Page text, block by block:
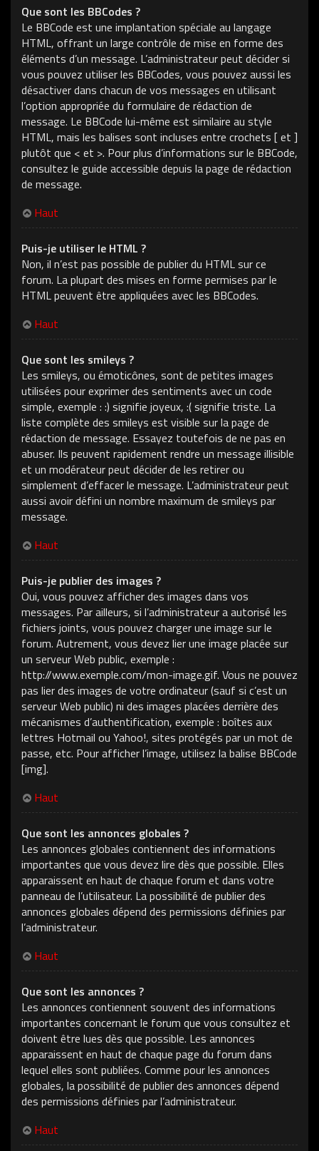
Que sont les BBCodes ?
Le BBCode est une implantation spéciale au langage
HTML, offrant un large contrôle de mise en forme des
éléments d’un message. L’administrateur peut décider si
vous pouvez utiliser les BBCodes, vous pouvez aussi les
désactiver dans chacun de vos messages en utilisant
l’option appropriée du formulaire de rédaction de
message. Le BBCode lui-même est similaire au style
HTML, mais les balises sont incluses entre crochets [ et ]
plutôt que < et >. Pour plus d’informations sur le BBCode,
consultez le guide accessible depuis la page de rédaction
de message.
Haut
Puis-je utiliser le HTML ?
Non, il n’est pas possible de publier du HTML sur ce
forum. La plupart des mises en forme permises par le
HTML peuvent être appliquées avec les BBCodes.
Haut
Que sont les smileys ?
Les smileys, ou émoticônes, sont de petites images
utilisées pour exprimer des sentiments avec un code
simple, exemple : :) signifie joyeux, :( signifie triste. La
liste complète des smileys est visible sur la page de
rédaction de message. Essayez toutefois de ne pas en
abuser. Ils peuvent rapidement rendre un message illisible
et un modérateur peut décider de les retirer ou
simplement d’effacer le message. L’administrateur peut
aussi avoir défini un nombre maximum de smileys par
message.
Haut
Puis-je publier des images ?
Oui, vous pouvez afficher des images dans vos
messages. Par ailleurs, si l’administrateur a autorisé les
fichiers joints, vous pouvez charger une image sur le
forum. Autrement, vous devez lier une image placée sur
un serveur Web public, exemple :
http://www.exemple.com/mon-image.gif. Vous ne pouvez
pas lier des images de votre ordinateur (sauf si c’est un
serveur Web public) ni des images placées derrière des
mécanismes d’authentification, exemple : boîtes aux
lettres Hotmail ou Yahoo!, sites protégés par un mot de
passe, etc. Pour afficher l’image, utilisez la balise BBCode
[img].
Haut
Que sont les annonces globales ?
Les annonces globales contiennent des informations
importantes que vous devez lire dès que possible. Elles
apparaissent en haut de chaque forum et dans votre
panneau de l’utilisateur. La possibilité de publier des
annonces globales dépend des permissions définies par
l’administrateur.
Haut
Que sont les annonces ?
Les annonces contiennent souvent des informations
importantes concernant le forum que vous consultez et
doivent être lues dès que possible. Les annonces
apparaissent en haut de chaque page du forum dans
lequel elles sont publiées. Comme pour les annonces
globales, la possibilité de publier des annonces dépend
des permissions définies par l’administrateur.
Haut